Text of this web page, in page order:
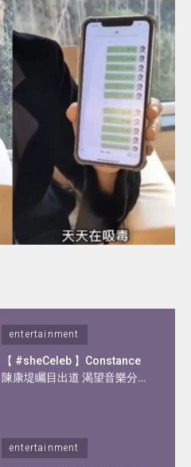
entertainment
【 #sheCeleb 】Constance
陳康堤矚目出道 渴望音樂分享
entertainment